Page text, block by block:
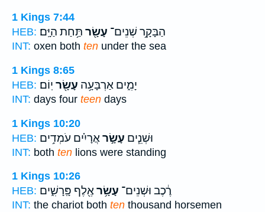
1 Kings 7:44
HEB:
הַבָּקָ֥ר שְׁנֵים־ עָשָׂ֖ר תַּ֥חַת הַיָּֽם׃
INT: oxen both ten under the sea
1 Kings 8:65
HEB:
יָמִ֑ים אַרְבָּעָ֥ה עָשָׂ֖ר יֽוֹם׃
INT: days four teen days
1 Kings 10:20
HEB:
וּשְׁנֵ֧ים עָשָׂ֣ראֲרָיִ֗ים עֹמְדִ֥ים
INT: both ten lions were standing
1 Kings 10:26
HEB:
רֶ֔כֶב וּשְׁנֵים־ עָשָׂ֥ראֶ֖לֶף פָּֽרָשִׁ֑ים
INT: the chariot both ten thousand horsemen